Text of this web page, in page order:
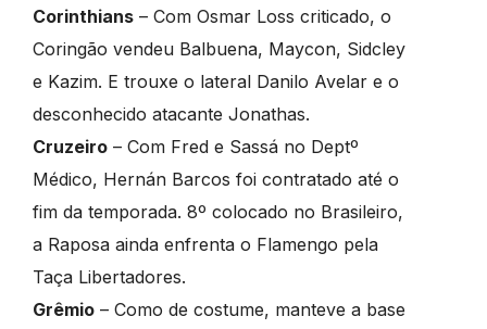
Corinthians– Com Osmar Loss criticado, o
Coringão vendeu Balbuena, Maycon, Sidcley
e Kazim. E trouxe o lateral Danilo Avelar e o
desconhecido atacante Jonathas.
Cruzeiro– Com Fred e Sassá no Deptº
Médico, Hernán Barcos foi contratado até o
fim da temporada. 8º colocado no Brasileiro,
a Raposa ainda enfrenta o Flamengo pela
Taça Libertadores.
Grêmio– Como de costume, manteve a base